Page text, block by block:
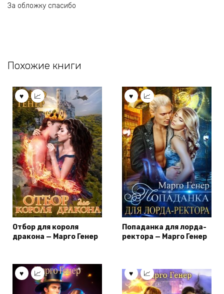
За обложку спасибо
Похожие книги
Отбор для короля
дракона — Марго Генер
Попаданка для лорда-
ректора — Марго Генер